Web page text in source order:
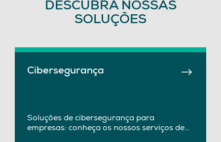
DESCUBRA NOSSAS
SOLUÇÕES
Cibersegurança
Soluções de cibersegurança para
empresas: conheça os nossos serviços de